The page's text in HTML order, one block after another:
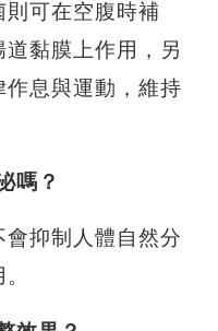
可在空腹時補
黏膜上作用，另
息與運動，維持
嗎？
會抑制人體自然分